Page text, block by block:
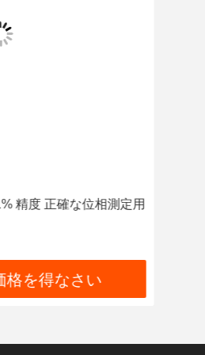
精度 正確な位相測定用
格を得なさい